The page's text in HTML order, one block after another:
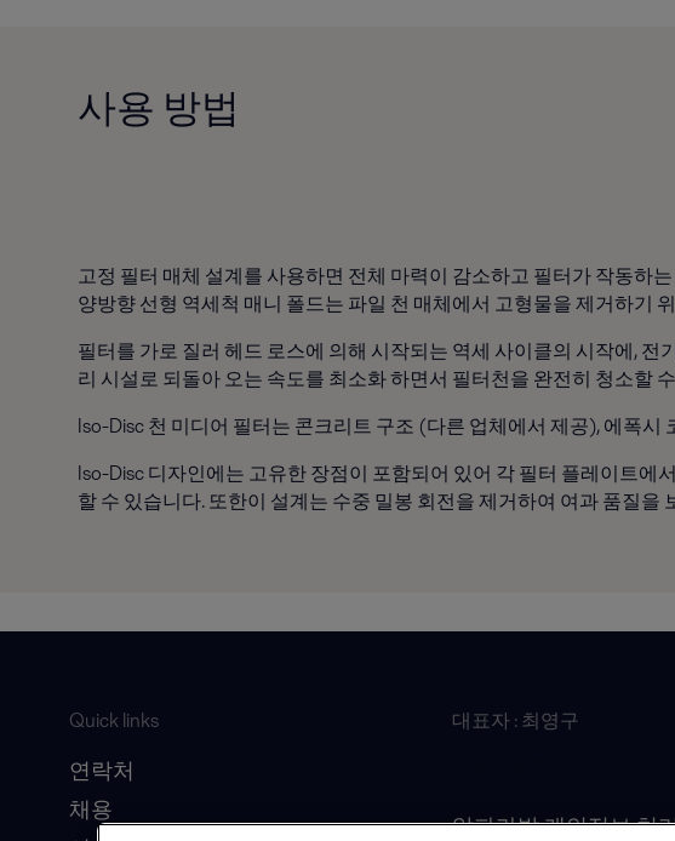
사용 방법
고정 필터 매체 설계를 사용하면 전체 마력이 감소하고 필터가 작동하
양방향 선형 역세척 매니 폴드는 파일 천 매체에서 고형물을 제거하기
필터를 가로 질러 헤드 로스에 의해 시작되는 역세 사이클의 시작에,
리 시설로 되돌아 오는 속도를 최소화 하면서 필터천을 완전히 청소할
Iso-Disc 천 미디어 필터는 콘크리트 구조 (다른 업체에서 제공), 에폭
Iso-Disc 디자인에는 고유한 장점이 포함되어 있어 각 필터 플레이트
할 수 있습니다. 또한이 설계는 수중 밀봉 회전을 제거하여 여과 품질
Quick links
연락처
채용
대표자 : 최영구
알파라발 개인정보 처